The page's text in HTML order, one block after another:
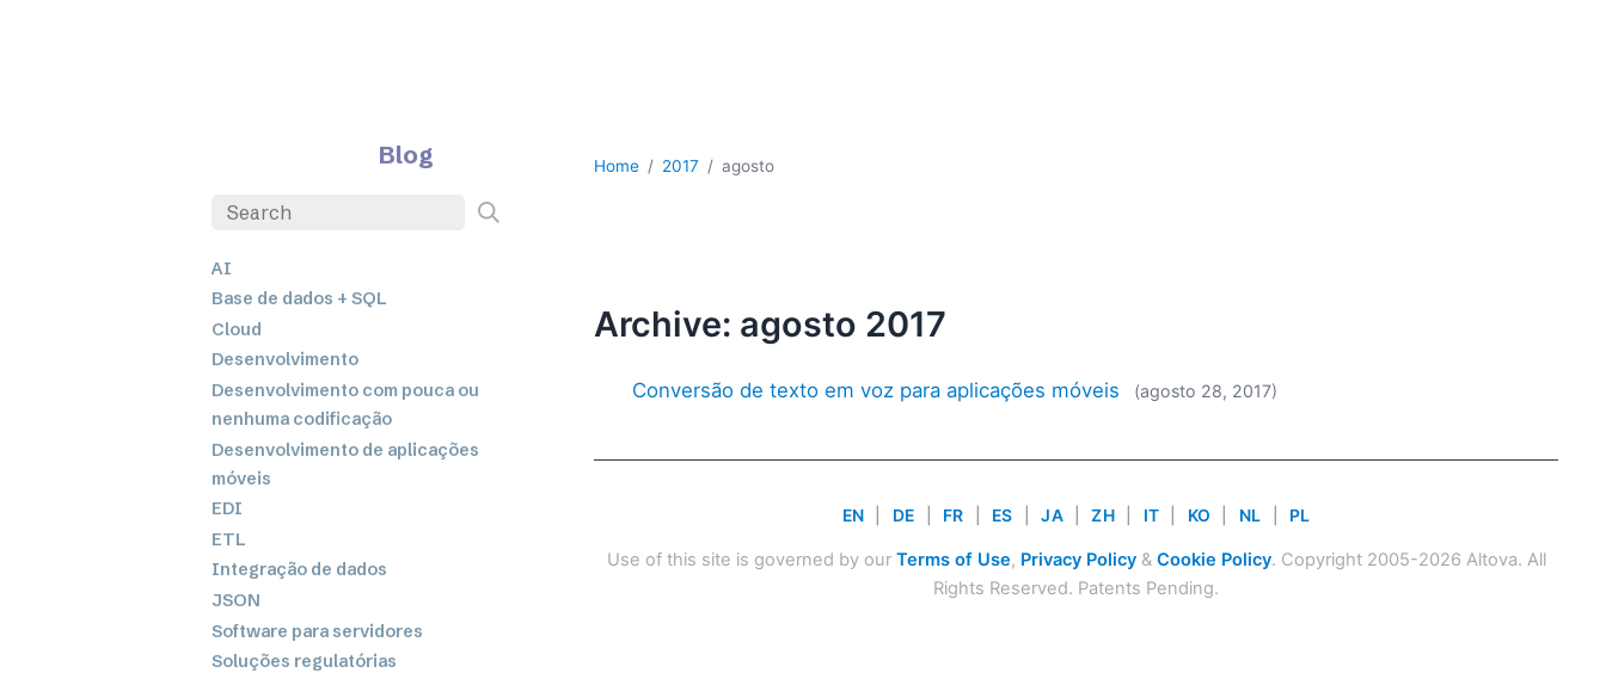
Blog
AI
Base de dados + SQL
Cloud
Desenvolvimento
Desenvolvimento com pouca ou
nenhuma codificação
Desenvolvimento de aplicações
móveis
EDI
ETL
Integração de dados
JSON
Software para servidores
Soluções regulatórias
Home 2017 agosto
Archive: agosto 2017
Conversão de texto em voz para aplicações móveis (agosto 28, 2017)
EN DE FR ES JA ZH IT KO NL PL
Use of this site is governed by our Terms of Use, Privacy Policy& Cookie Policy. Copyright 2005-2026 Altova. All
Rights Reserved. Patents Pending.